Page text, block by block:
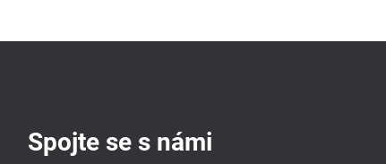
Spojte se s námi